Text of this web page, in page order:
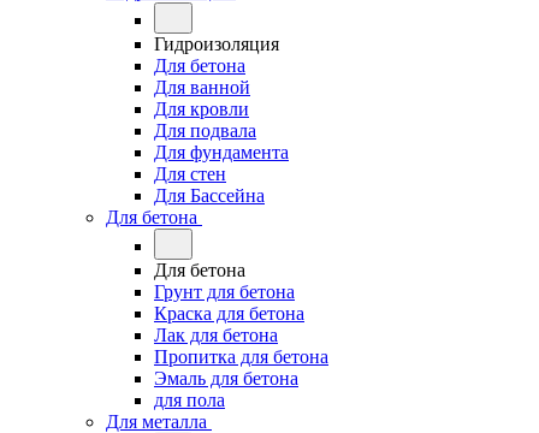
Гидроизоляция
Для бетона
Для ванной
Для кровли
Для подвала
Для фундамента
Для стен
Для Бассейна
Для бетона
Для бетона
Грунт для бетона
Краска для бетона
Лак для бетона
Пропитка для бетона
Эмаль для бетона
для пола
Для металла